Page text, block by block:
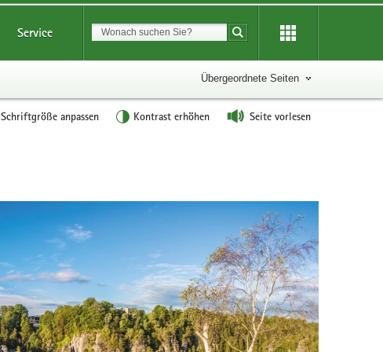
Service Suchbegriff
Suche starten
Übergeordnete Seiten
Schriftgröße anpassen Kontrast erhöhen Seite vorlesen